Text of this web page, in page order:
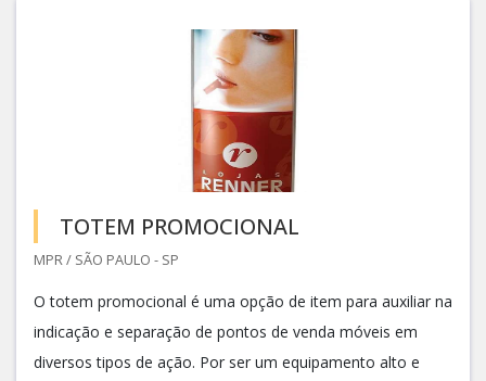
TOTEM PROMOCIONAL
MPR / SÃO PAULO - SP
O totem promocional é uma opção de item para auxiliar na
indicação e separação de pontos de venda móveis em
diversos tipos de ação. Por ser um equipamento alto e